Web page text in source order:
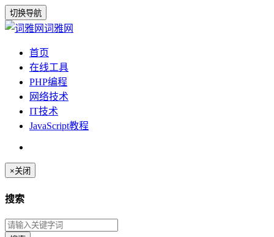
切换导航
词雅网
首页
在线工具
PHP编程
网络技术
IT技术
JavaScript教程
×关闭
搜索